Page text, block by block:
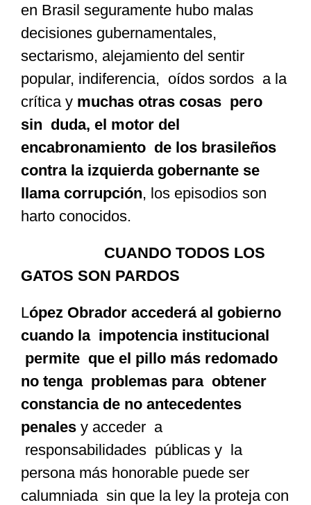
en Brasil seguramente hubo malas
decisiones gubernamentales,
sectarismo, alejamiento del sentir
popular, indiferencia, oídos sordos a la
crítica y muchas otras cosas pero
sin duda, el motor del
encabronamiento de los brasileños
contra la izquierda gobernante se
llama corrupción, los episodios son
harto conocidos.
CUANDO TODOS LOS
GATOS SON PARDOS
López Obrador accederá al gobierno
cuando la impotencia institucional
permite que el pillo más redomado
no tenga problemas para obtener
constancia de no antecedentes
penales y acceder a
responsabilidades públicas y la
persona más honorable puede ser
calumniada sin que la ley la proteja con